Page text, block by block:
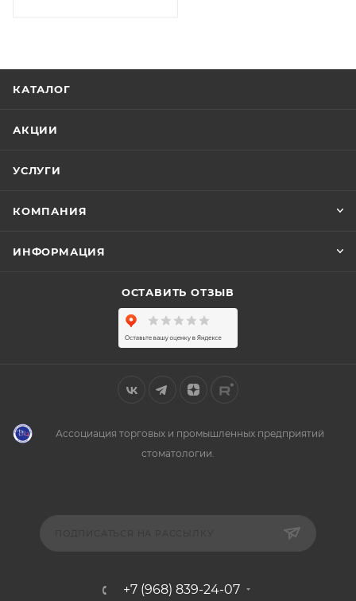
КАТАЛОГ
АКЦИИ
УСЛУГИ
КОМПАНИЯ
ИНФОРМАЦИЯ
ОСТАВИТЬ ОТЗЫВ
Ассоциация торговых и промышленных предприятий
стоматологии.
+7 (968) 839-24-07